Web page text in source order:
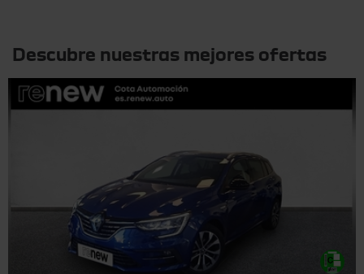
Descubre nuestras mejores ofertas